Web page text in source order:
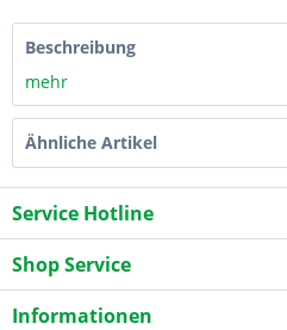
Beschreibung
mehr
Ähnliche Artikel
Service Hotline
Shop Service
Informationen